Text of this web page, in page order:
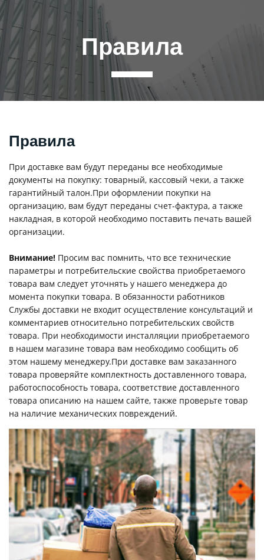
Правила
Правила
При доставке вам будут переданы все необходимые
документы на покупку: товарный, кассовый чеки, а также
гарантийный талон.При оформлении покупки на
организацию, вам будут переданы счет-фактура, а также
накладная, в которой необходимо поставить печать вашей
организации.
Внимание! Просим вас помнить, что все технические
параметры и потребительские свойства приобретаемого
товара вам следует уточнять у нашего менеджера до
момента покупки товара. В обязанности работников
Службы доставки не входит осуществление консультаций и
комментариев относительно потребительских свойств
товара. При необходимости инсталляции приобретаемого
в нашем магазине товара вам необходимо сообщить об
этом нашему менеджеру.При доставке вам заказанного
товара проверяйте комплектность доставленного товара,
работоспособность товара, соответствие доставленного
товара описанию на нашем сайте, также проверьте товар
на наличие механических повреждений.